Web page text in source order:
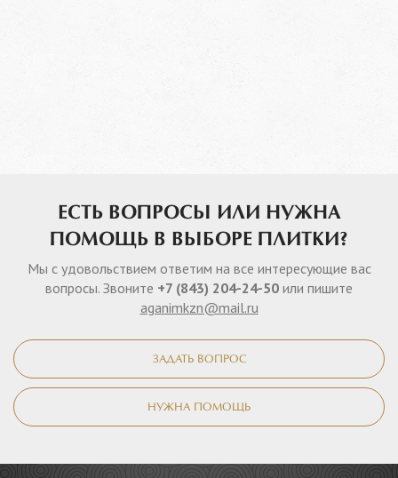
ЕСТЬ ВОПРОСЫ ИЛИ НУЖНА
ПОМОЩЬ В ВЫБОРЕ ПЛИТКИ?
Мы с удовольствием ответим на все интересующие вас
вопросы. Звоните +7 (843) 204-24-50 или пишите
aganimkzn@mail.ru
ЗАДАТЬ ВОПРОС
НУЖНА ПОМОЩЬ